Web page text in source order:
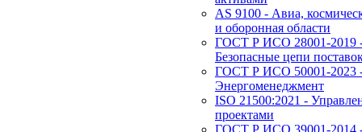
AS 9100 - Авиа,
и оборонная области
ГОСТ Р ИСО 28001-2019
Безопасные цепи
ГОСТ Р ИСО 50001-2023
Энергоменеджмент
ISO 21500:2021 -
проектами
ГОСТ Р ИСО 39001-2014